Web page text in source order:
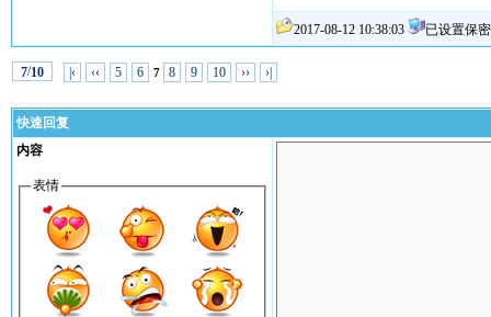
2017-08-12 10:38:03 已设置保密
7/10 |‹ ‹‹ 5 6 7 8 9 10 ›› ›|
快速回复
内容
表情